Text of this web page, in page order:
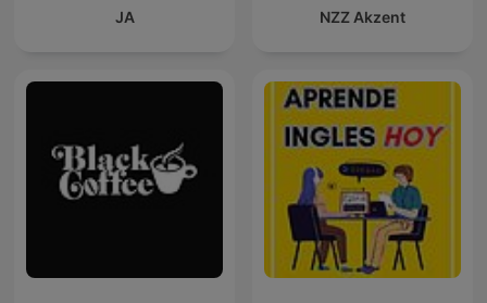
JA NZZ Akzent